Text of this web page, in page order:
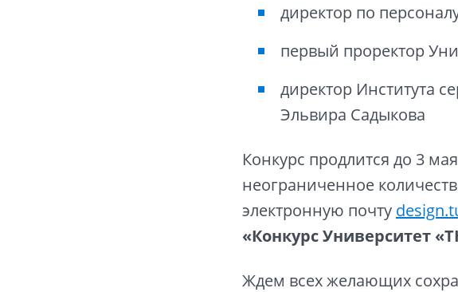
директор по
первый проректор
директор Института
Эльвира Садыкова
Конкурс продлится до 3
неограниченное
электронную почту
«Конкурс Университет
Ждем всех желающих